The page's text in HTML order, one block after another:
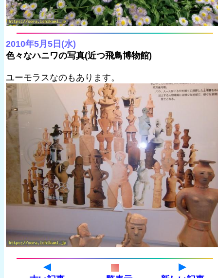
2010年5月5日(水)
色々なハニワの写真(近つ飛鳥博物館)
ユーモラスなのもあります。